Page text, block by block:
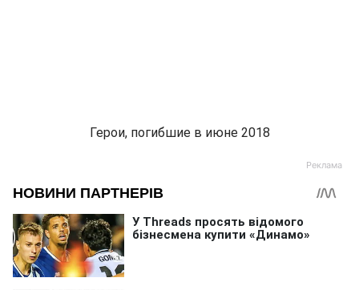
Герои, погибшие в июне 2018